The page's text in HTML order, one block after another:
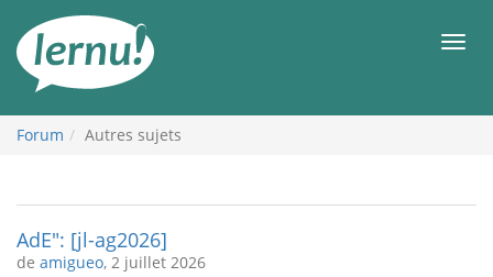
contenu
Forum Autres sujets
AdE": [jl-ag2026]
de amigueo, 2 juillet 2026